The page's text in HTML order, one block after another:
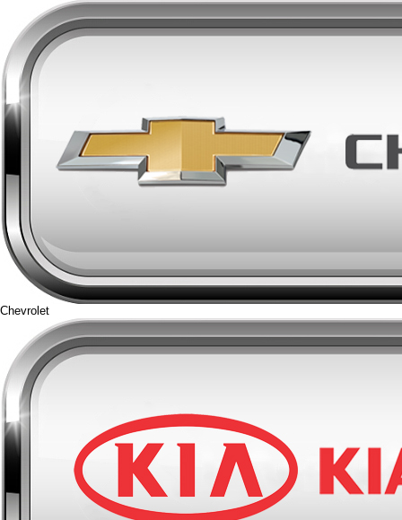
Chevrolet